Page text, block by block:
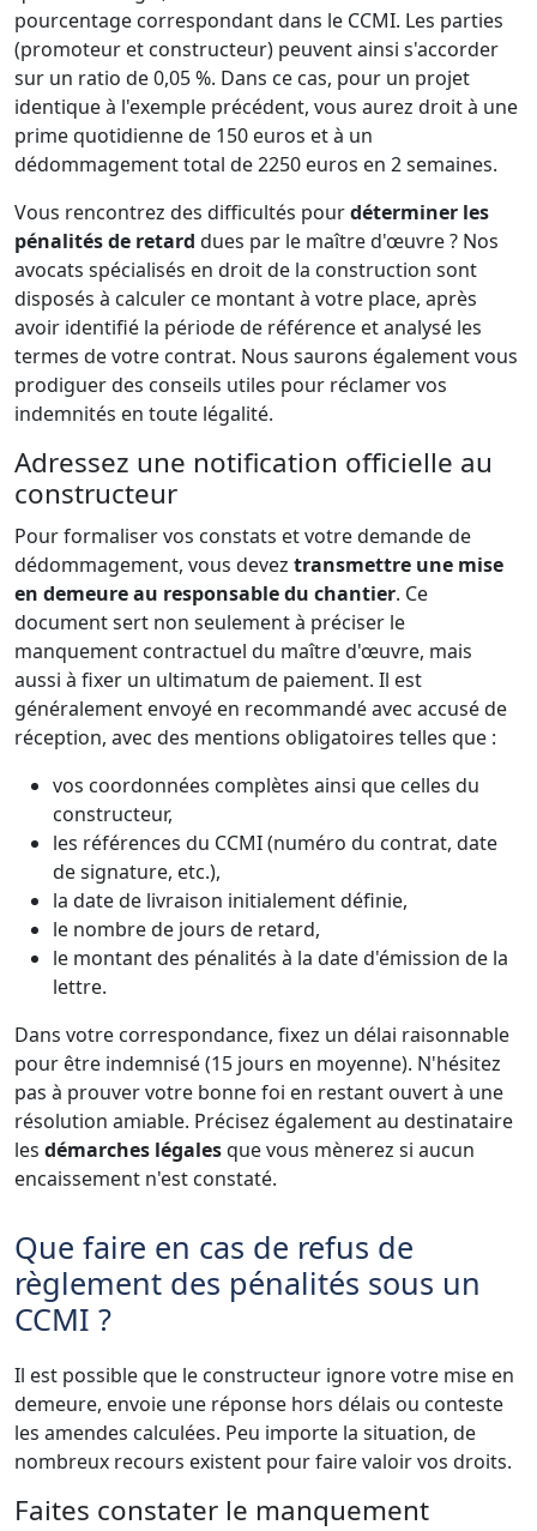
pourcentage correspondant dans le CCMI. Les parties
(promoteur et constructeur) peuvent ainsi s'accorder
sur un ratio de 0,05 %. Dans ce cas, pour un projet
identique à l'exemple précédent, vous aurez droit à une
prime quotidienne de 150 euros et à un
dédommagement total de 2250 euros en 2 semaines.
Vous rencontrez des difficultés pourdéterminer les
pénalités de retard dues par le maître d'œuvre ? Nos
avocats spécialisés en droit de la construction sont
disposés à calculer ce montant à votre place, après
avoir identifié la période de référence et analysé les
termes de votre contrat. Nous saurons également vous
prodiguer des conseils utiles pour réclamer vos
indemnités en toute légalité.
Adressez une notification officielle au
constructeur
Pour formaliser vos constats et votre demande de
dédommagement, vous devez transmettre une mise
en demeure au responsable du chantier. Ce
document sert non seulement à préciser le
manquement contractuel du maître d'œuvre, mais
aussi à fixer un ultimatum de paiement. Il est
généralement envoyé en recommandé avec accusé de
réception, avec des mentions obligatoires telles que :
vos coordonnées complètes ainsi que celles du
constructeur,
les références du CCMI (numéro du contrat, date
de signature, etc.),
la date de livraison initialement définie,
le nombre de jours de retard,
le montant des pénalités à la date d'émission de la
lettre.
Dans votre correspondance, fixez un délai raisonnable
pour être indemnisé (15 jours en moyenne). N'hésitez
pas à prouver votre bonne foi en restant ouvert à une
résolution amiable. Précisez également au destinataire
les démarches légalesque vous mènerez si aucun
encaissement n'est constaté.
Que faire en cas de refus de
règlement des pénalités sous un
CCMI ?
Il est possible que le constructeur ignore votre mise en
demeure, envoie une réponse hors délais ou conteste
les amendes calculées. Peu importe la situation, de
nombreux recours existent pour faire valoir vos droits.
Faites constater le manquement